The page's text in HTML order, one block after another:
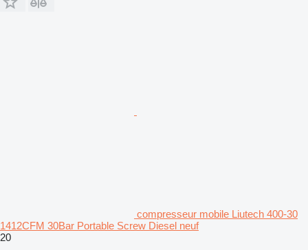
compresseur mobile Liutech 400-30
1412CFM 30Bar Portable Screw Diesel neuf
20